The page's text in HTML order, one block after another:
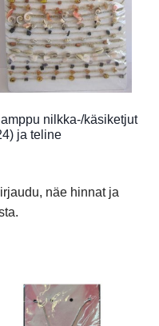
nilkka-/käsiketjut
ja teline
näe hinnat ja